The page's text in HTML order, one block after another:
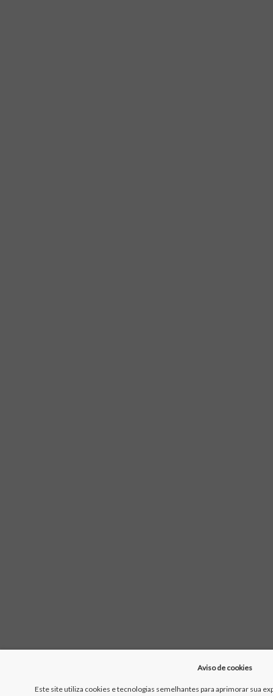
Aviso de cookies
Este site utiliza cookies e tecnologias semelhantes para aprimorar sua